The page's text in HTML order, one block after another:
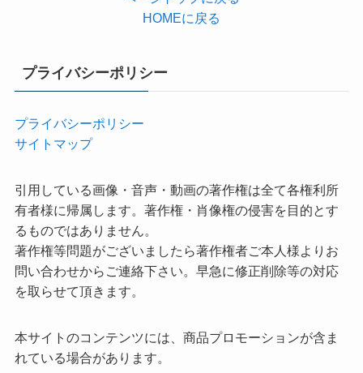
HOMEに戻る
プライバシーポリシー
プライバシーポリシー
サイトマップ
引用している画像・音声・動画の著作権は全て各権利所
有者様に帰属します。著作権・肖像権の侵害を目的とす
るものではありません。
著作権等問題がございましたら著作権者ご本人様よりお
問い合わせからご連絡下さい。早急に修正削除等の対応
を取らせて頂きます。
本サイトのコンテンツには、商品プロモーションが含ま
れている場合があります。